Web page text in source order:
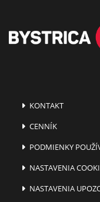
KONTAKT
CENNÍK
PODMIENKY
NASTAVENIA
NASTAVENIA